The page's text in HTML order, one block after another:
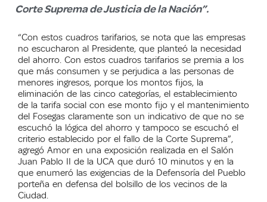
Corte Suprema de Justicia de la Nación”.
“Con estos cuadros tarifarios, se nota que las empresas
no escucharon al Presidente, que planteó la necesidad
del ahorro. Con estos cuadros tarifarios se premia a los
que más consumen y se perjudica a las personas de
menores ingresos, porque los montos fijos, la
eliminación de las cinco categorías, el establecimiento
de la tarifa social con ese monto fijo y el mantenimiento
del Fosegas claramente son un indicativo de que no se
escuchó la lógica del ahorro y tampoco se escuchó el
criterio establecido por el fallo de la Corte Suprema”,
agregó Amor en una exposición realizada en el Salón
Juan Pablo II de la UCA que duró 10 minutos y en la
que enumeró las exigencias de la Defensoría del Pueblo
porteña en defensa del bolsillo de los vecinos de la
Ciudad.